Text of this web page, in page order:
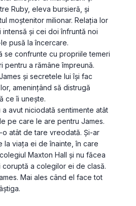
Ruby, eleva bursieră, și
moștenitor milionar. Relația lor
și cei doi înfruntă noi
pusă la încercare.
se confrunte cu propriile temeri
pentru a rămâne împreună.
și secretele lui își fac
amenințând să distrugă
ce îi unește.
avut niciodată sentimente atât
pe care le are pentru James.
o atât de tare vreodată. Și-ar
la viața ei de înainte, în care
Maxton Hall și nu făcea
coruptă a colegilor ei de clasă.
Mai ales când el face tot